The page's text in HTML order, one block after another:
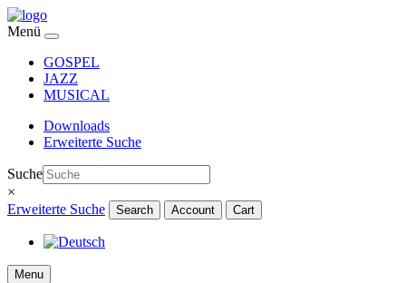
Menü
GOSPEL
JAZZ
MUSICAL
Downloads
Erweiterte Suche
Suche
×
Erweiterte Suche
Search Account Cart
Menu